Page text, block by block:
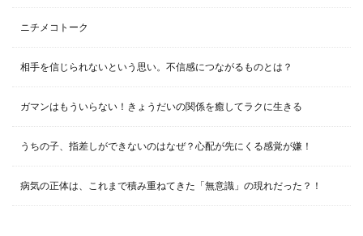
ニチメコトーク
相手を信じられないという思い。不信感につながるものとは？
ガマンはもういらない！きょうだいの関係を癒してラクに生きる
うちの子、指差しができないのはなぜ？心配が先にくる感覚が嫌！
病気の正体は、これまで積み重ねてきた「無意識」の現れだった？！